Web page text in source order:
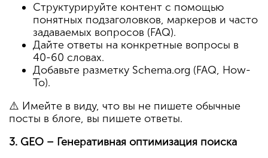
Структурируйте контент с помощью
понятных подзаголовков, маркеров и часто
задаваемых вопросов (FAQ).
Дайте ответы на конкретные вопросы в
40-60 словах.
Добавьте разметку Schema.org (FAQ, How-
To).
⚠️ Имейте в виду, что вы не пишете обычные
посты в блоге, вы пишете ответы.
3. GEO – Генеративная оптимизация поиска